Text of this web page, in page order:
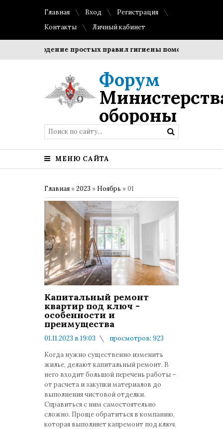
Главная Вход
Регистрация
Контакты
Личный кабинет
Соблюдение простых правил гигиены помогает
Форум
обороны
МЕНЮ САЙТА
Главная »2023 » Ноябрь »01
Капитальный ремонт
квартир под ключ -
особенности и
преимущества
01.11.2023 в 19:03
просмотров: 923
Когда нужно существенно изменить
жилье, делают капитальный ремонт. В
него входит большой перечень работы –
от расчета и закупки материалов до
выполнения чистовой отделки.
Справиться с ним самостоятельно
сложно. Проще обратиться в компанию,
которая выполняет капремонт под ключ.